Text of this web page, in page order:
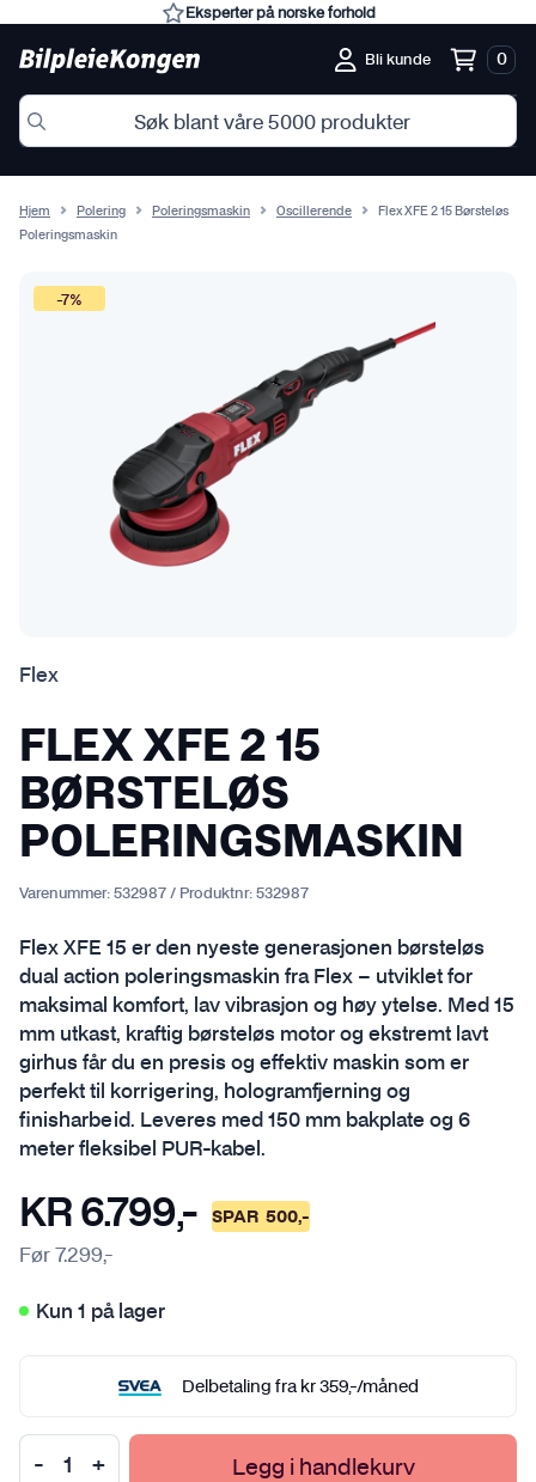
Eksperter på norske forhold
Bli kunde 0
Hjem Polering Poleringsmaskin Oscillerende
Flex XFE 2 15 Børsteløs
Poleringsmaskin
-7%
Flex
FLEX XFE 2 15
BØRSTELØS
POLERINGSMASKIN
Varenummer: 532987 / Produktnr: 532987
Flex XFE 15 er den nyeste generasjonen børsteløs
dual action poleringsmaskin fra Flex – utviklet for
maksimal komfort, lav vibrasjon og høy ytelse. Med 15
mm utkast, kraftig børsteløs motor og ekstremt lavt
girhus får du en presis og effektiv maskin som er
perfekt til korrigering, hologramfjerning og
finisharbeid. Leveres med 150 mm bakplate og 6
meter fleksibel PUR-kabel.
KR 6.799,- SPAR 500,-
Før7.299,-
Kun 1 på lager
Delbetaling fra kr359,-/måned
Legg i handlekurv